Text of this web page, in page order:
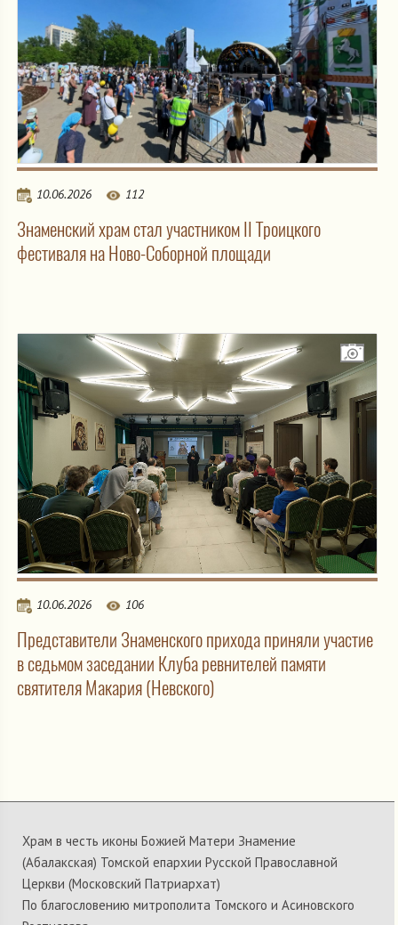
10.06.2026 112
Знаменский храм стал участником II Троицкого
фестиваля на Ново-Соборной площади
10.06.2026 106
Представители Знаменского прихода приняли участие
в седьмом заседании Клуба ревнителей памяти
святителя Макария (Невского)
Храм в честь иконы Божией Матери Знамение
(Абалакская) Томской епархии Русской Православной
Церкви (Московский Патриархат)
По благословению митрополита Томского и Асиновского